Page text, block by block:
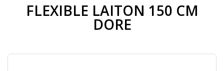
FLEXIBLE LAITON 150 CM
DORE